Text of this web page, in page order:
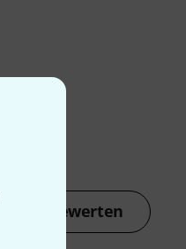
Jetzt bewerten